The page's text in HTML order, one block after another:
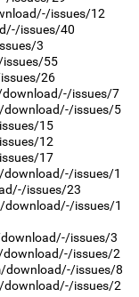
issues/12
issues/40
3
55
26
issues/7
download/-/issues/5
15
12
17
issues/1
issues/23
issues/1
issues/3
issues/2
download/-/issues/8
download/-/issues/2